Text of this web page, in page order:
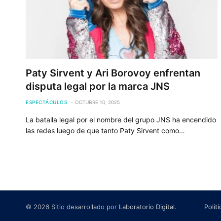
Paty Sirvent y Ari Borovoy enfrentan
disputa legal por la marca JNS
ESPECTÁCULOS OCTUBRE 10, 2025
La batalla legal por el nombre del grupo JNS ha encendido
las redes luego de que tanto Paty Sirvent como…
© 2026 Sitio desarrollado por Laboratorio Digital.